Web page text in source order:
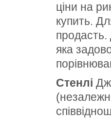
ціни на
ку­пить.
продасть.
яка
Стенлі